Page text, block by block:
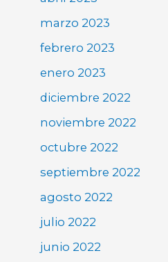
marzo 2023
febrero 2023
enero 2023
diciembre 2022
noviembre 2022
octubre 2022
septiembre 2022
agosto 2022
julio 2022
junio 2022